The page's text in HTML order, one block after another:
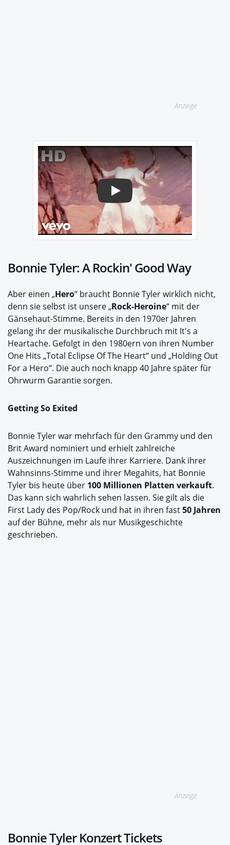
Anzeige
Play
Bonnie Tyler: A Rockin' Good Way
Aber einen „Hero“ braucht Bonnie Tyler wirklich nicht,
denn sie selbst ist unsere „Rock-Heroine“ mit der
Gänsehaut-Stimme. Bereits in den 1970er Jahren
gelang ihr der musikalische Durchbruch mit It's a
Heartache. Gefolgt in den 1980ern von ihren Number
One Hits „Total Eclipse Of The Heart“ und „Holding Out
For a Hero“. Die auch noch knapp 40 Jahre später für
Ohrwurm Garantie sorgen.
Getting So Exited
Bonnie Tyler war mehrfach für den Grammy und den
Brit Award nominiert und erhielt zahlreiche
Auszeichnungen im Laufe ihrer Karriere. Dank ihrer
Wahnsinns-Stimme und ihrer Megahits, hat Bonnie
Tyler bis heute über 100 Millionen Platten verkauft.
Das kann sich wahrlich sehen lassen. Sie gilt als die
First Lady des Pop/Rock und hat in ihren fast50 Jahren
auf der Bühne, mehr als nur Musikgeschichte
geschrieben.
Anzeige
Bonnie Tyler Konzert Tickets